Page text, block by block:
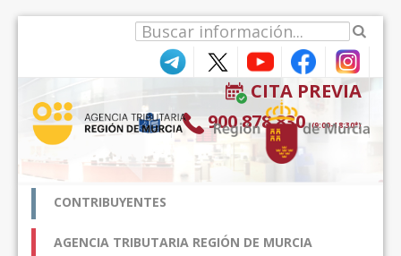
CITA PREVIA
900 878 830 (9:00-18:30*)
CONTRIBUYENTES
AGENCIA TRIBUTARIA REGIÓN DE MURCIA